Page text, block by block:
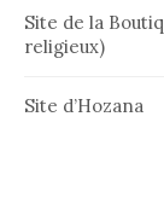
Site de la
religieux)
Site d’Hozana